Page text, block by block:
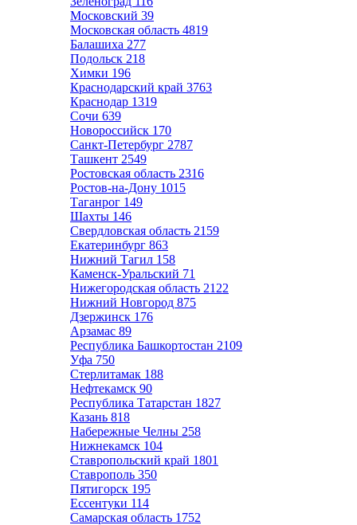
Московский 39
Московская область 4819
Балашиха 277
Подольск 218
Химки 196
Краснодарский край 3763
Краснодар 1319
Сочи 639
Новороссийск 170
Санкт-Петербург 2787
Ташкент 2549
Ростовская область 2316
Ростов-на-Дону 1015
Таганрог 149
Шахты 146
Свердловская область 2159
Екатеринбург 863
Нижний Тагил 158
Каменск-Уральский 71
Нижегородская область 2122
Нижний Новгород 875
Дзержинск 176
Арзамас 89
Республика Башкортостан 2109
Уфа 750
Стерлитамак 188
Нефтекамск 90
Республика Татарстан 1827
Казань 818
Набережные Челны 258
Нижнекамск 104
Ставропольский край 1801
Ставрополь 350
Пятигорск 195
Ессентуки 114
Самарская область 1752